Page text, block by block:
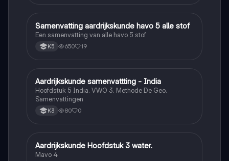
Aardrijkskunde
Samenvatting aardrijkskunde havo 5 alle stof
Een samenvatting van alle havo 5 stof
K5 650 19
Aardrijkskunde
Aardrijkskunde samenvattting - India
Hoofdstuk 5 India. VWO 3. Methode De Geo.
Samenvattingen
K3 80 0
Aardrijkskunde
Aardrijkskunde Hoofdstuk 3 water.
Mavo 4